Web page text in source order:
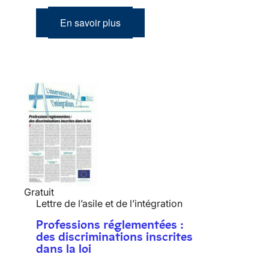
En savoir plus
Gratuit
Lettre de l’asile et de l’intégration
Professions réglementées :
des discriminations inscrites
dans la loi